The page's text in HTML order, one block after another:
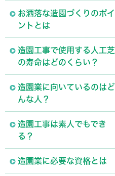
お洒落な造園づくりのポイ
ントとは
造園工事で使用する人工芝
の寿命はどのくらい？
造園業に向いているのはど
んな人？
造園工事は素人でもでき
る？
造園業に必要な資格とは